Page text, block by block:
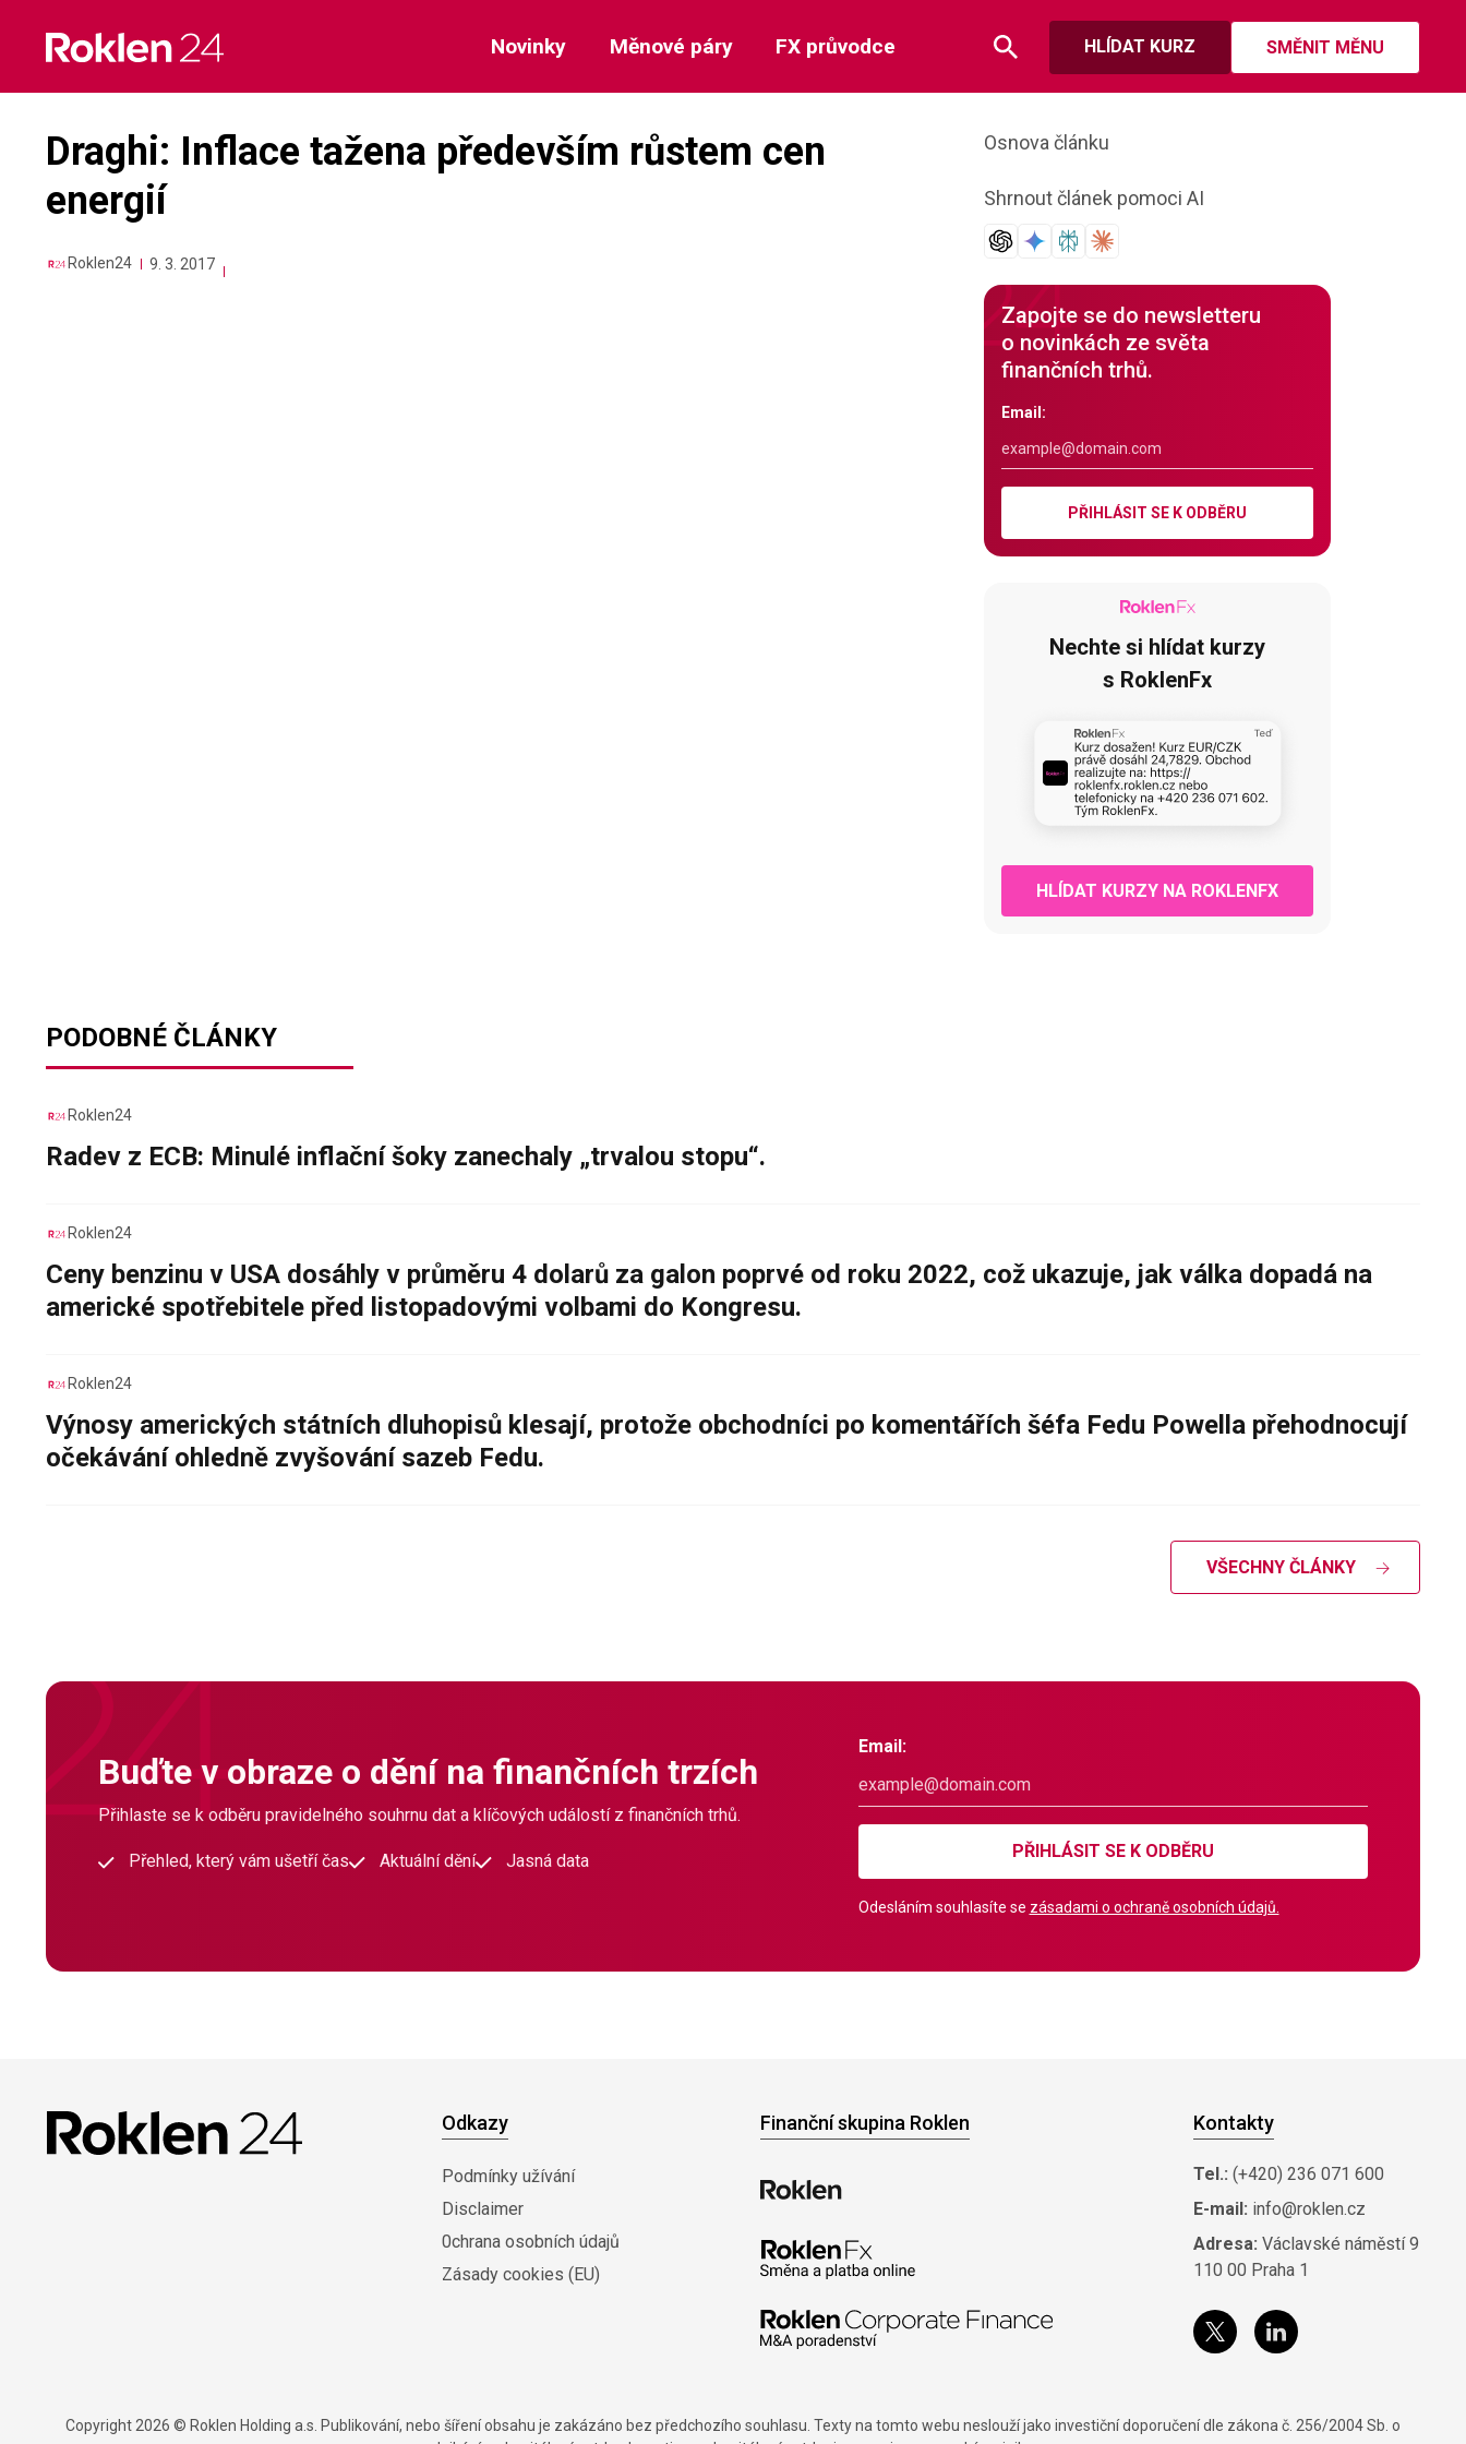
content
HLÍDAT KURZ SMĚNIT MĚNU
Novinky Měnové páry FX průvodce
Draghi: Inflace tažena především růstem cen
energií
Roklen24 9. 3. 2017
Osnova článku
Shrnout článek pomoci AI
Zapojte se do newsletteru
o novinkách ze světa
finančních trhů.
Email:
PŘIHLÁSIT SE K ODBĚRU
Nechte si hlídat kurzy
s RoklenFx
HLÍDAT KURZY NA ROKLENFX
PODOBNÉ ČLÁNKY
Roklen24
Radev z ECB: Minulé inflační šoky zanechaly „trvalou stopu“.
Roklen24
Ceny benzinu v USA dosáhly v průměru 4 dolarů za galon poprvé od roku 2022, což ukazuje, jak válka dopadá na
americké spotřebitele před listopadovými volbami do Kongresu.
Roklen24
Výnosy amerických státních dluhopisů klesají, protože obchodníci po komentářích šéfa Fedu Powella přehodnocují
očekávání ohledně zvyšování sazeb Fedu.
VŠECHNY ČLÁNKY
Buďte v obraze o dění na finančních trzích
Přihlaste se k odběru pravidelného souhrnu dat a klíčových událostí z finančních trhů.
Přehled, který vám ušetří čas Aktuální dění Jasná data
Email:
PŘIHLÁSIT SE K ODBĚRU
Odesláním souhlasíte se zásadami o ochraně osobních údajů.
Odkazy
Podmínky užívání
Disclaimer
0chrana osobních údajů
Zásady cookies (EU)
Finanční skupina Roklen Kontakty
Tel.: (+420) 236 071 600
E-mail: info@roklen.cz
Adresa: Václavské náměstí 9
110 00 Praha 1
Copyright 2026 © Roklen Holding a.s. Publikování, nebo šíření obsahu je zakázáno bez předchozího souhlasu. Texty na tomto webu neslouží jako investiční doporučení dle zákona č. 256/2004 Sb. o